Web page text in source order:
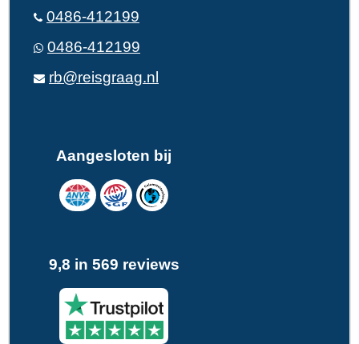
0486-412199
0486-412199
rb@reisgraag.nl
Aangesloten bij
9,8 in 569 reviews